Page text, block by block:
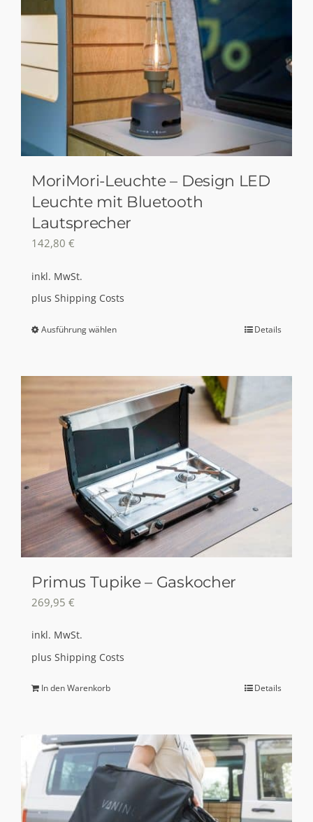
Varianten
Die
Optionen
können
auf
der
Produktseite
werden
MoriMori-Leuchte – Design LED
Leuchte mit Bluetooth
Lautsprecher
142,80 €
inkl. MwSt.
plus Shipping Costs
Ausführung wählenDieses
mehrere
Varianten
auf.
Die
Optionen
können
auf
der
Produktseite
werden
Details
Primus Tupike – Gaskocher
269,95 €
inkl. MwSt.
plus Shipping Costs
In den Warenkorb Details